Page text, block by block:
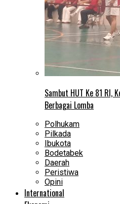
Sambut HUT Ke 81 RI,
Berbagai Lomba
Polhukam
Pilkada
Ibukota
Bodetabek
Daerah
Peristiwa
Opini
International